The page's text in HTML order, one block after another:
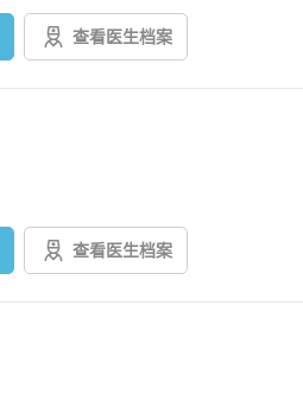
查看医生档案
查看医生档案